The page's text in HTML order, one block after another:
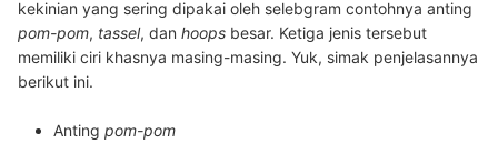
kekinian yang sering dipakai oleh selebgram contohnya anting
pom-pom, tassel, dan hoops besar. Ketiga jenis tersebut
memiliki ciri khasnya masing-masing. Yuk, simak penjelasannya
berikut ini.
Anting pom-pom